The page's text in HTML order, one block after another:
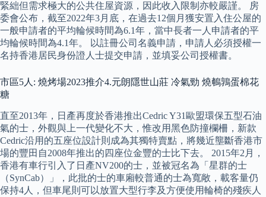
緊絀但需求極大的公共住屋資源，因此收入限制亦較嚴謹。 房
委會公布，截至2022年3月底，在過去12個月獲安置入住公屋的
一般申請者的平均輪候時間為6.1年，當中長者一人申請者的平
均輪候時間為4.1年。 以註冊公司名義申請，申請人必須授權一
名持香港居民身份證人士提交申請，並填妥公司授權書。
市區5人: 燒烤場2023推介4.元朗隱世山莊 冷氣勁 燒鵪鶉蛋棉花
糖
直至2013年，日產再度於香港推出Cedric Y31歐盟環保五型石油
氣的士，外觀與上一代變化不大，惟改用黑色防撞欄柵，新款
Cedric沿用的五座位設計則成為其獨特賣點，將幾近壟斷香港市
場的豐田自2008年推出的四座位金豐的士比下去。 2015年2月，
香港有車行引入了日產NV200的士，並被冠名為「星群的士
（SynCab）」，此批的士的車廂較普通的士為寬敞，載客量仍
保持4人，但車尾則可以放置大型行李及方便使用輪椅的殘疾人